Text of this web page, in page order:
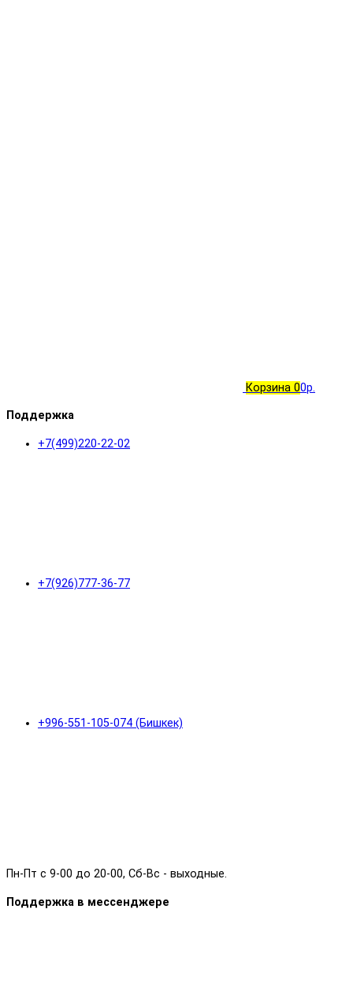
Корзина 00р.
Поддержка
+7(499)220-22-02
+7(926)777-36-77
+996-551-105-074 (Бишкек)
Пн-Пт с 9-00 до 20-00, Сб-Вс - выходные.
Поддержка в мессенджере